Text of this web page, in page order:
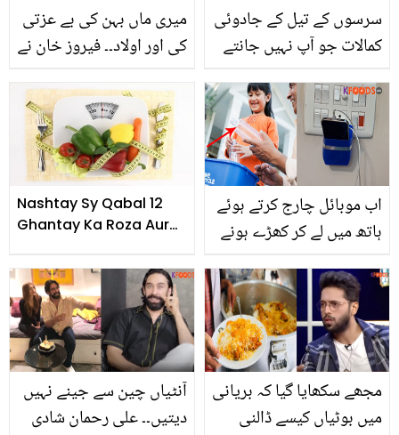
میری ماں بہن کی بے عزتی
کی اور اولاد۔۔ فیروز خان نے
کچھ لکھ ڈالا؟ حقیقت جان
کر لوگ پریشان
سرسوں کے تیل کے جادوئی
کمالات جو آپ نہیں جانتے
Nashtay Sy Qabal 12
Ghantay Ka Roza Aur
اب موبائل چارج کرتے ہوئے
ہاتھ میں لے کر کھڑے ہونے
بوتلوں سے موبائل ہولڈر
بنانے کا طریقہ جس سے
ہوئی بڑی مشکل آسان
آنٹیاں چین سے جینے نہیں
دیتیں۔۔ علی رحمان شادی
مجھے سکھایا گیا کہ بریانی
میں بوٹیاں کیسے ڈالنی